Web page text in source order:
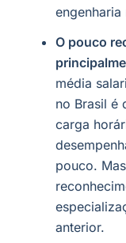
O pouco
média
no Brasil é
carga
pouco.
anterior.